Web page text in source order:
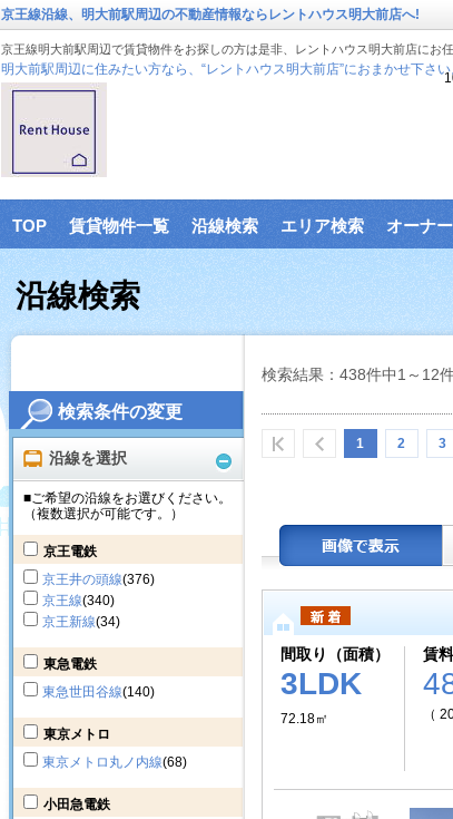
検索条件の変更
沿線を選択
■ご希望の沿線をお選びください。
（複数選択が可能です。）
京王電鉄
京王井の頭線(376)
京王線(340)
京王新線(34)
東急電鉄
東急世田谷線(140)
東京メトロ
東京メトロ丸ノ内線(68)
小田急電鉄
京王線沿線、明大前駅周辺の不動産情報ならレントハウス明大前店へ!
京王線明大前駅周辺で賃貸物件をお探しの方は是非、レントハウス明大前店にお任
明大前駅周辺に住みたい方なら、“レントハウス明大前店”におまかせ下さい
TOP 賃貸物件一覧 沿線検索 エリア検索 オーナ
沿線検索
検索結果：438件中1～12
1 2 3
間取り（面積）
3LDK
72.18㎡
賃
（